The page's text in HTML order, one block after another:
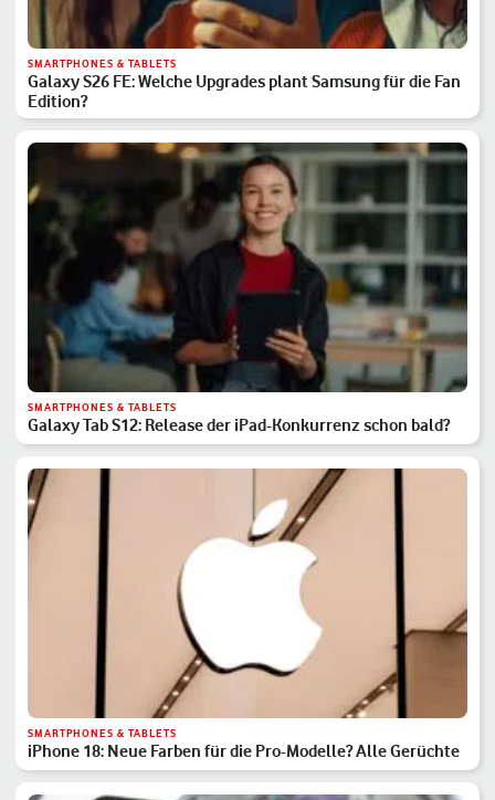
SMARTPHONES & TABLETS
Galaxy S26 FE: Welche Upgrades plant Samsung für die Fan
Edition?
SMARTPHONES & TABLETS
Galaxy Tab S12: Release der iPad-Konkurrenz schon bald?
SMARTPHONES & TABLETS
iPhone 18: Neue Farben für die Pro-Modelle? Alle Gerüchte